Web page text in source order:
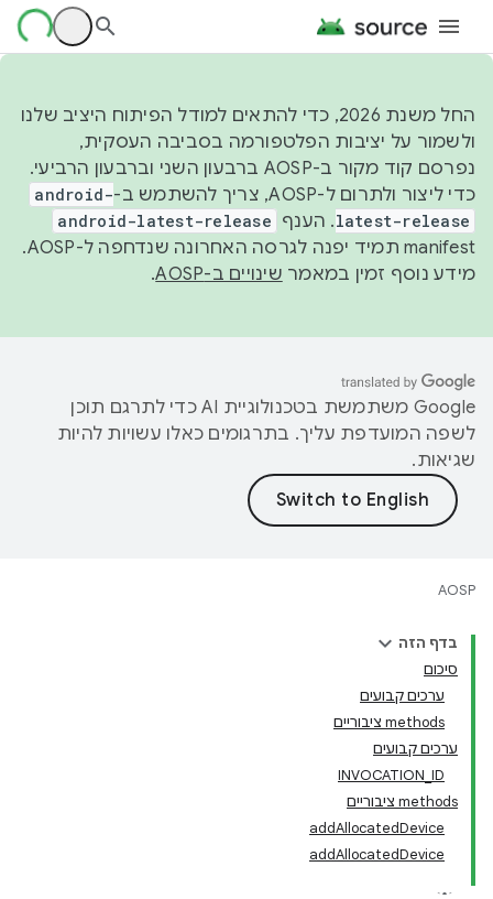
החל משנת 2026, כדי להתאים למודל הפיתוח היציב שלנו
ולשמור על יציבות הפלטפורמה בסביבה העסקית,
נפרסם קוד מקור ב-AOSP ברבעון השני וברבעון הרביעי.
כדי ליצור ולתרום ל-AOSP, צריך להשתמש ב-
android-
latest-release. הענף android-latest-release
manifest תמיד יפנה לגרסה האחרונה שנדחפה ל-AOSP.
מידע נוסף זמין במאמר שינויים ב-AOSP .
‫Google משתמשת בטכנולוגיית AI כדי לתרגם תוכן
לשפה המועדפת עליך. בתרגומים כאלו עשויות להיות
שגיאות.
AOSP
בדף הזה
סיכום
ערכים קבועים
‫methods ציבוריים
ערכים קבועים
INVOCATION_ID
‫methods ציבוריים
addAllocatedDevice
addAllocatedDevice